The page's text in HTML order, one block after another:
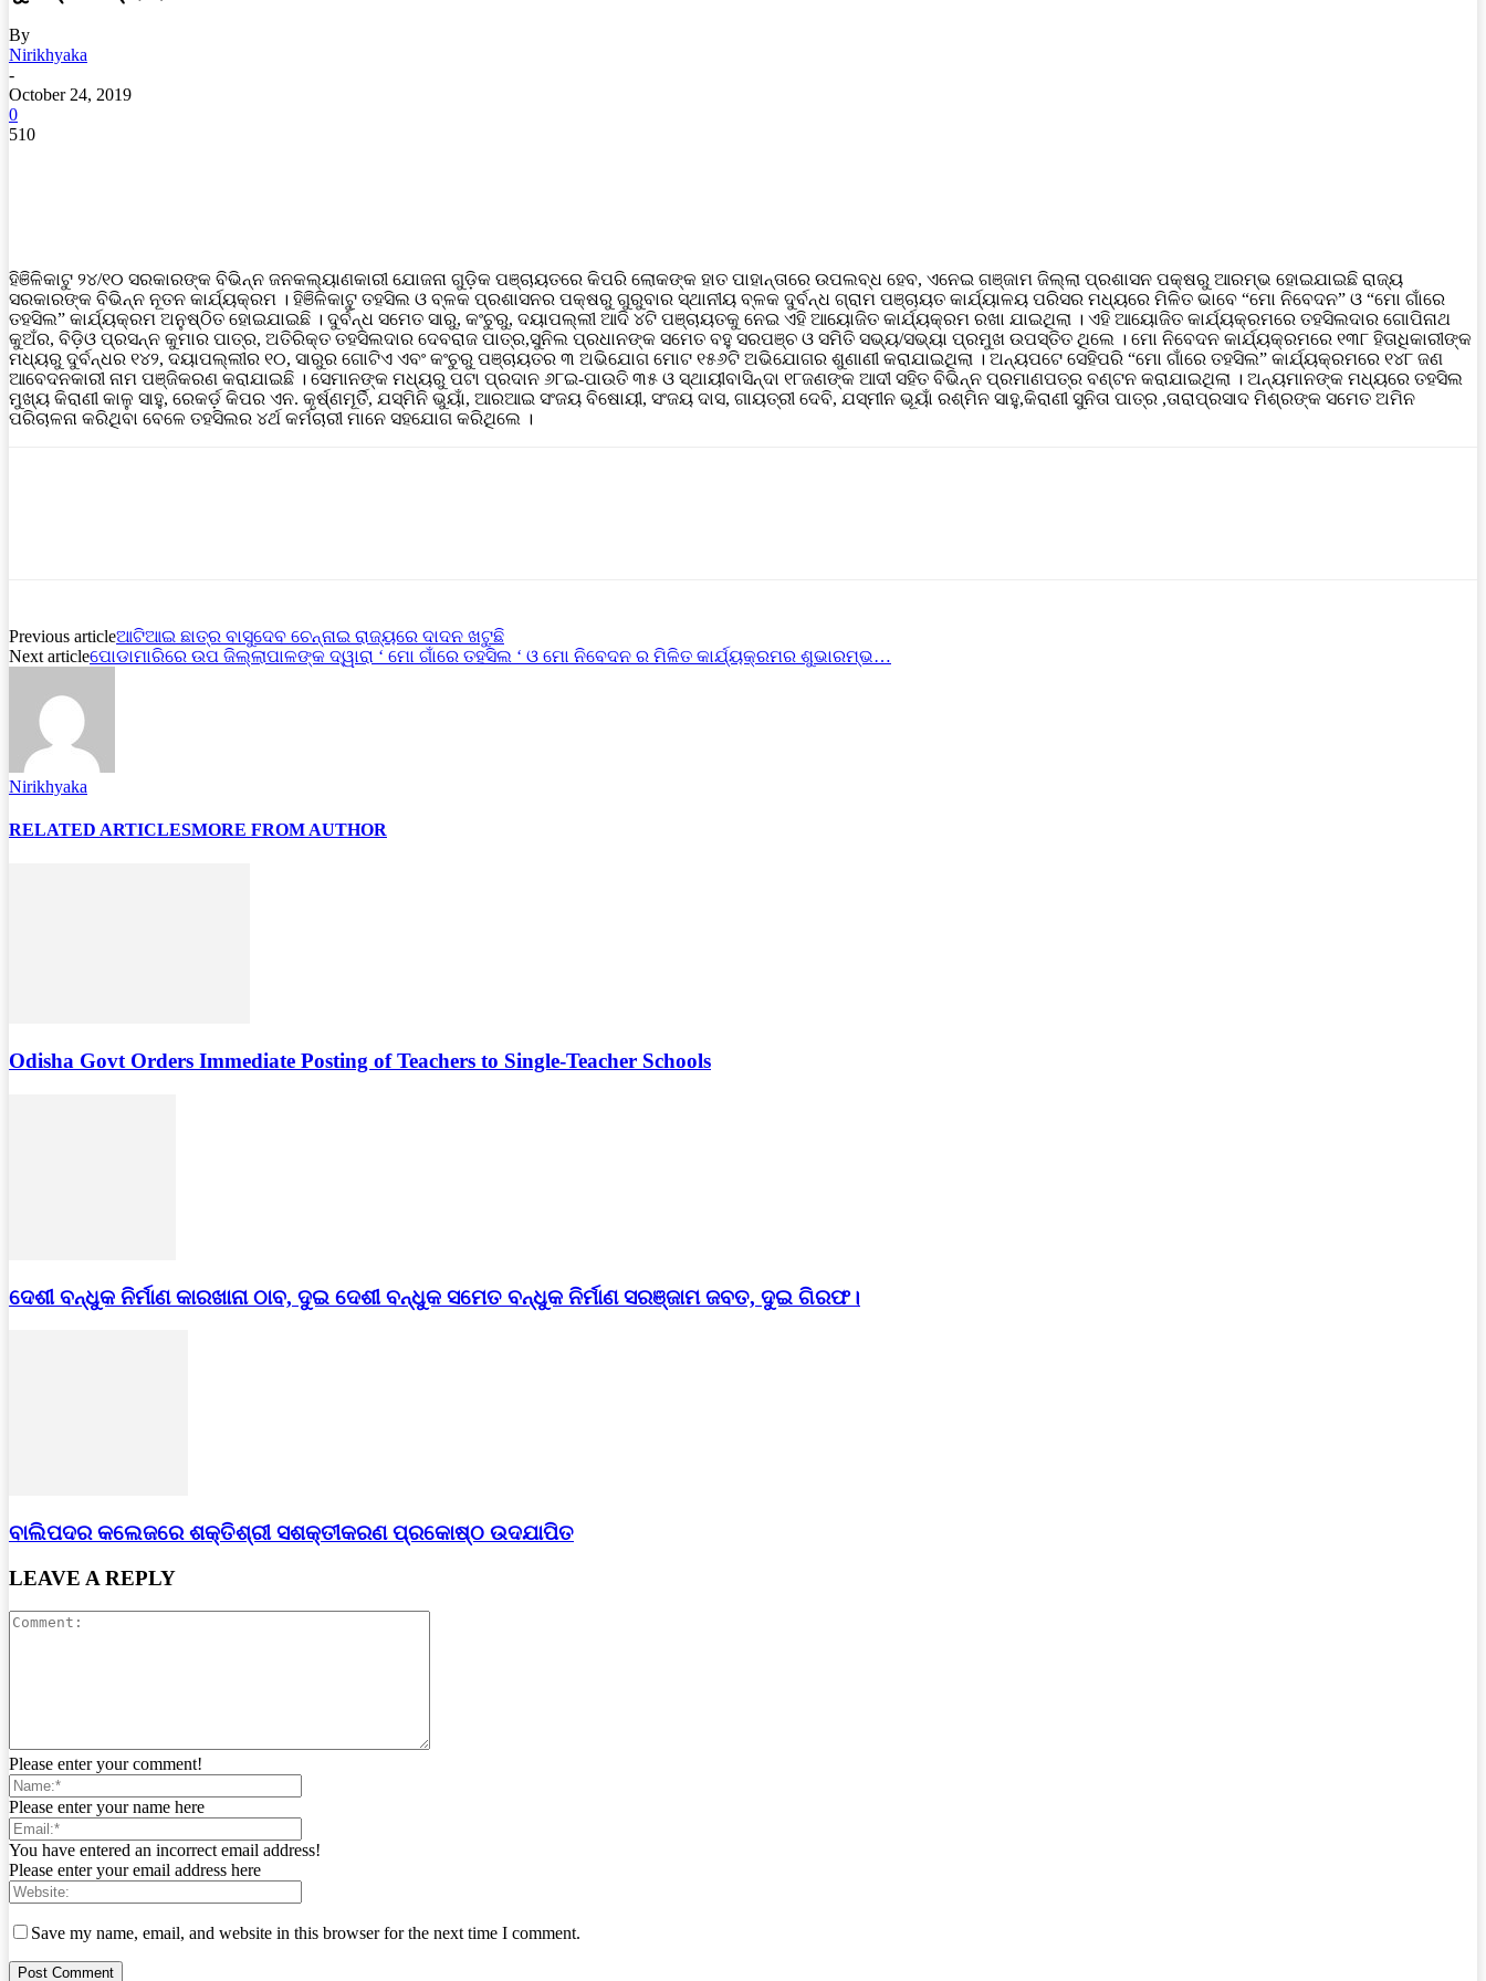
By
Nirikhyaka
-
October 24, 2019
0
510
ହିଞିଳିକାଟୁ ୨୪/୧୦ ସରକାରଙ୍କ ବିଭିନ୍ନ ଜନକଲ୍ୟାଣକାରୀ ଯୋଜନା ଗୁଡ଼ିକ ପଞ୍ଚାୟତରେ କିପରି ଲୋକଙ୍କ ହାତ ପାହାନ୍ତାରେ ଉପଲବ୍ଧ ହେବ, ଏନେଇ ଗଞ୍ଜାମ ଜିଲ୍ଲା ପ୍ରଶାସନ ପକ୍ଷରୁ ଆରମ୍ଭ ହୋଇଯାଇଛି ରାଜ୍ୟ
ସରକାରଙ୍କ ବିଭିନ୍ନ ନୂତନ କାର୍ଯ୍ୟକ୍ରମ । ହିଞିଳିକାଟୁ ତହସିଲ ଓ ବ୍ଳକ ପ୍ରଶାସନର ପକ୍ଷରୁ ଗୁରୁବାର ସ୍ଥାନୀୟ ବ୍ଳକ ଦୁର୍ବନ୍ଧ ଗ୍ରାମ ପଞ୍ଚାୟତ କାର୍ଯ୍ୟାଳୟ ପରିସର ମଧ୍ୟରେ ମିଳିତ ଭାବେ “ମୋ ନିବେଦନ” ଓ “ମୋ ଗାଁରେ
ତହସିଲ” କାର୍ଯ୍ୟକ୍ରମ ଅନୁଷ୍ଠିତ ହୋଇଯାଇଛି । ଦୁର୍ବନ୍ଧ ସମେତ ସାରୁ, କଂଚୁରୁ, ଦୟାପଲ୍ଲୀ ଆଦି ୪ଟି ପଞ୍ଚାୟତକୁ ନେଇ ଏହି ଆୟୋଜିତ କାର୍ଯ୍ୟକ୍ରମ ରଖା ଯାଇଥିଲା । ଏହି ଆୟୋଜିତ କାର୍ଯ୍ୟକ୍ରମରେ ତହସିଲଦାର ଗୋପିନାଥ
କୁଅଁର, ବିଡ଼ିଓ ପ୍ରସନ୍ନ କୁମାର ପାତ୍ର, ଅତିରିକ୍ତ ତହସିଲଦାର ଦେବରାଜ ପାତ୍ର,ସୁନିଲ ପ୍ରଧାନଙ୍କ ସମେତ ବହୁ ସରପଞ୍ଚ ଓ ସମିତି ସଭ୍ୟ/ସଭ୍ୟା ପ୍ରମୁଖ ଉପସ୍ତିତ ଥିଲେ । ମୋ ନିବେଦନ କାର୍ଯ୍ୟକ୍ରମରେ ୧୩୮ ହିତାଧିକାରୀଙ୍କ
ମଧ୍ୟରୁ ଦୁର୍ବନ୍ଧର ୧୪୨, ଦୟାପଲ୍ଲୀର ୧୦, ସାରୁର ଗୋଟିଏ ଏବଂ କଂଚୁରୁ ପଞ୍ଚାୟତର ୩ ଅଭିଯୋଗ ମୋଟ ୧୫୬ଟି ଅଭିଯୋଗର ଶୁଣାଣୀ କରାଯାଇଥିଲା । ଅନ୍ୟପଟେ ସେହିପରି “ମୋ ଗାଁରେ ତହସିଲ” କାର୍ଯ୍ୟକ୍ରମରେ ୧୪୮ ଜଣ
ଆବେଦନକାରୀ ନାମ ପଞ୍ଜିକରଣ କରାଯାଇଛି । ସେମାନଙ୍କ ମଧ୍ୟରୁ ପଟା ପ୍ରଦାନ ୬୮ଇ-ପାଉତି ୩୫ ଓ ସ୍ଥାୟୀବାସିନ୍ଦା ୧୮ଜଣଙ୍କ ଆଦୀ ସହିତ ବିଭିନ୍ନ ପ୍ରମାଣପତ୍ର ବଣ୍ଟନ କରାଯାଇଥିଲା । ଅନ୍ୟମାନଙ୍କ ମଧ୍ୟରେ ତହସିଲ
ମୁଖ୍ୟ କିରାଣୀ କାଳୁ ସାହୁ, ରେକର୍ଡ଼ କିପର ଏନ. କୃର୍ଷ୍ଣମୂର୍ତି, ଯସ୍ମିନି ଭୁୟାଁ, ଆରଆଇ ସଂଜୟ ବିଷୋୟୀ, ସଂଜୟ ଦାସ, ଗାୟତ୍ରୀ ଦେବି, ଯସ୍ମୀନ ଭୂୟାଁ ରଶ୍ମିନ ସାହୁ,କିରାଣୀ ସୁନିତା ପାତ୍ର ,ତାରାପ୍ରସାଦ ମିଶ୍ରଙ୍କ ସମେତ ଅମିନ
ପରିଚାଳନା କରିଥିବା ବେଳେ ତହସିଲର ୪ର୍ଥ କର୍ମଚାରୀ ମାନେ ସହଯୋଗ କରିଥିଲେ ।
Previous articleଆଟିଆଇ ଛାତ୍ର ବାସୁଦେବ ଚେନ୍ନାଇ ରାଜ୍ୟରେ ଦାଦନ ଖଟୁଛି
Next articleପୋଡାମାରିରେ ଉପ ଜିଲ୍ଲାପାଳଙ୍କ ଦ୍ୱାରା ‘ ମୋ ଗାଁରେ ତହସିଲ ‘ ଓ ମୋ ନିବେଦନ ର ମିଳିତ କାର୍ଯ୍ୟକ୍ରମର ଶୁଭାରମ୍ଭ…
Nirikhyaka
RELATED ARTICLESMORE FROM AUTHOR
Odisha Govt Orders Immediate Posting of Teachers to Single-Teacher Schools
ଦେଶୀ ବନ୍ଧୁକ ନିର୍ମାଣ କାରଖାନା ଠାବ, ଦୁଇ ଦେଶୀ ବନ୍ଧୁକ ସମେତ ବନ୍ଧୁକ ନିର୍ମାଣ ସରଞ୍ଜାମ ଜବତ, ଦୁଇ ଗିରଫ।
ବାଲିପଦର କଲେଜରେ ଶକ୍ତିଶ୍ରୀ ସଶକ୍ତୀକରଣ ପ୍ରକୋଷ୍ଠ ଉଦଯାପିତ
LEAVE A REPLY
Please enter your comment!
Please enter your name here
You have entered an incorrect email address!
Please enter your email address here
Save my name, email, and website in this browser for the next time I comment.